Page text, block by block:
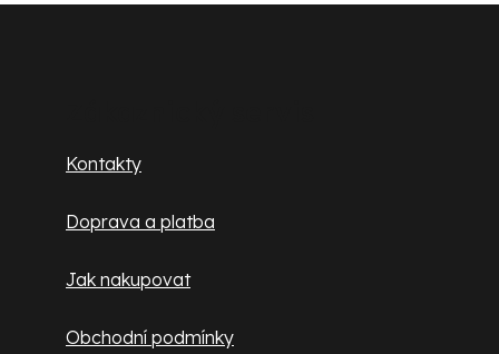
Kontakty
Doprava a platba
Jak nakupovat
Obchodní podmínky